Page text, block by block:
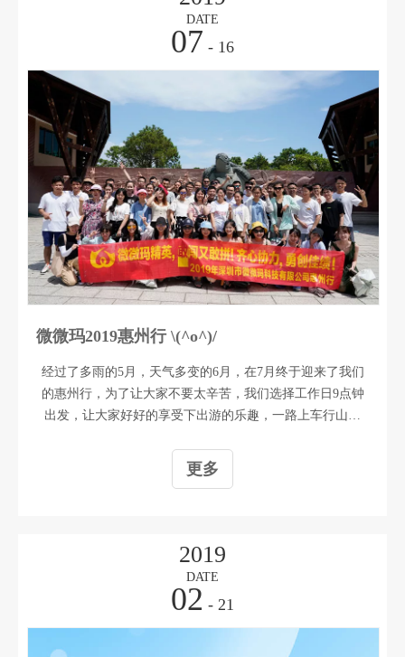
能力强,思维敏捷，有良好的团队合作精神和高度的责
DATE
07 - 16
微微玛2019惠州行 \(^o^)/
经过了多雨的5月，天气多变的6月，在7月终于迎来了我们
的惠州行，为了让大家不要太辛苦，我们选择工作日9点钟
出发，让大家好好的享受下出游的乐趣，一路上车行山水
漫，零距离接近大海。经过2个小时的车程，我们到了惠
州！开始我们2天一夜的行程！
更多
2019
DATE
02 - 21